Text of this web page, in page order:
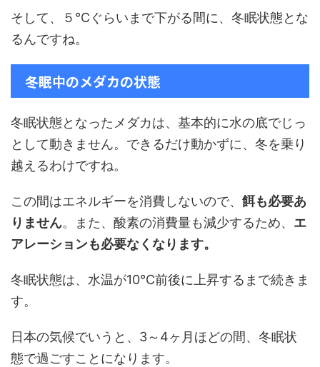
そして、５℃ぐらいまで下がる間に、冬眠状態とな
るんですね。
冬眠中のメダカの状態
冬眠状態となったメダカは、基本的に水の底でじっ
として動きません。できるだけ動かずに、冬を乗り
越えるわけですね。
この間はエネルギーを消費しないので、 餌も必要あ
りません。また、酸素の消費量も減少するため、 エ
アレーションも必要なくなります。
冬眠状態は、水温が10℃前後に上昇するまで続きま
す。
日本の気候でいうと、3～4ヶ月ほどの間、冬眠状
態で過ごすことになります。